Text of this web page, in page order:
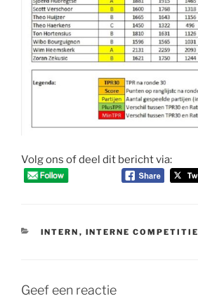
Volg ons of deel dit bericht via:
CATEGORIEËN
INTERN , INTERNE COMPETITIE
Geef een reactie